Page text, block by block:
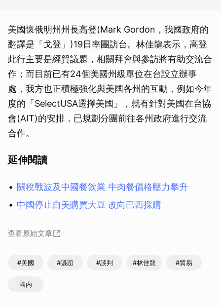
美國懷俄明州州長高登(Mark Gordon，我國政府的
翻譯是「戈登」)19日率團訪台。林佳龍表示，高登
此行主要是經貿議題，相關拜會與參訪將有助交流合
作；而目前已有24個美國州級單位在台設立辦事
處，我方也正積極強化與美國各州的互動，例如今年
度的「SelectUSA選擇美國」，就有針對美國在台協
會(AIT)的安排，已規劃分團前往各州政府進行交流
合作。
延伸閱讀
關稅戰波及中國餐飲業 牛肉餐價格壓力攀升
中國停止自美購買大豆 改向巴西採購
查看原始文章
#美國 #議題 #談判 #林佳龍 #貿易
國內